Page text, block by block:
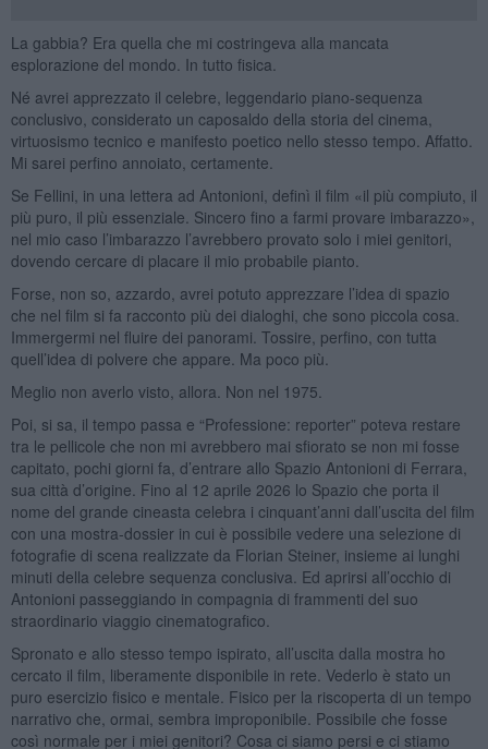
La gabbia? Era quella che mi costringeva alla mancata
esplorazione del mondo. In tutto fisica.
Né avrei apprezzato il celebre, leggendario piano-sequenza
conclusivo, considerato un caposaldo della storia del cinema,
virtuosismo tecnico e manifesto poetico nello stesso tempo. Affatto.
Mi sarei perfino annoiato, certamente.
Se Fellini, in una lettera ad Antonioni, definì il film «il più compiuto, il
più puro, il più essenziale. Sincero fino a farmi provare imbarazzo»,
nel mio caso l’imbarazzo l’avrebbero provato solo i miei genitori,
dovendo cercare di placare il mio probabile pianto.
Forse, non so, azzardo, avrei potuto apprezzare l’idea di spazio
che nel film si fa racconto più dei dialoghi, che sono piccola cosa.
Immergermi nel fluire dei panorami. Tossire, perfino, con tutta
quell’idea di polvere che appare. Ma poco più.
Meglio non averlo visto, allora. Non nel 1975.
Poi, si sa, il tempo passa e “Professione: reporter” poteva restare
tra le pellicole che non mi avrebbero mai sfiorato se non mi fosse
capitato, pochi giorni fa, d’entrare allo Spazio Antonioni di Ferrara,
sua città d’origine. Fino al 12 aprile 2026 lo Spazio che porta il
nome del grande cineasta celebra i cinquant’anni dall’uscita del film
con una mostra-dossier in cui è possibile vedere una selezione di
fotografie di scena realizzate da Florian Steiner, insieme ai lunghi
minuti della celebre sequenza conclusiva. Ed aprirsi all’occhio di
Antonioni passeggiando in compagnia di frammenti del suo
straordinario viaggio cinematografico.
Spronato e allo stesso tempo ispirato, all’uscita dalla mostra ho
cercato il film, liberamente disponibile in rete. Vederlo è stato un
puro esercizio fisico e mentale. Fisico per la riscoperta di un tempo
narrativo che, ormai, sembra improponibile. Possibile che fosse
così normale per i miei genitori? Cosa ci siamo persi e ci stiamo